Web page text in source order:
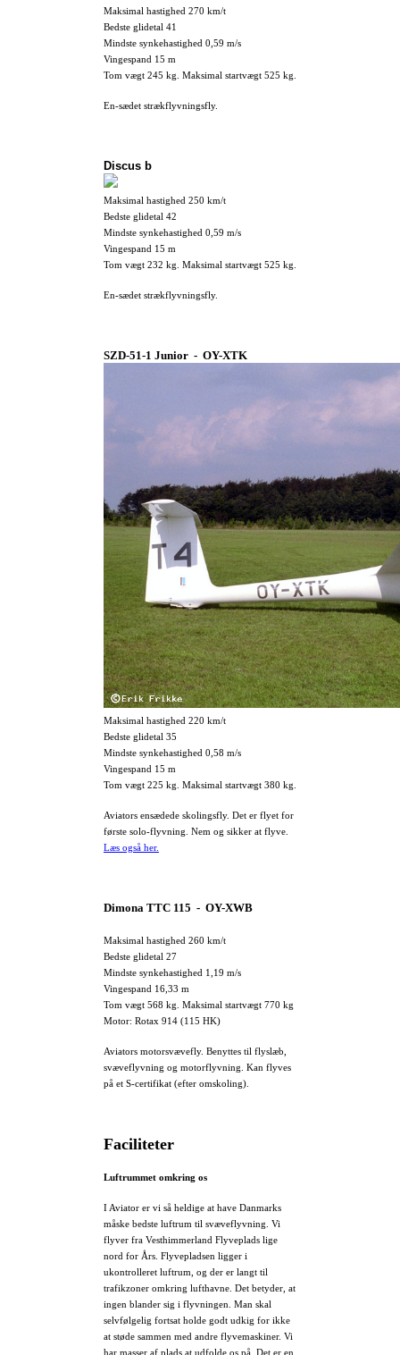
Maksimal hastighed 270 km/t
Bedste glidetal 41
Mindste synkehastighed 0,59 m/s
Vingespand 15 m
Tom vægt 245 kg. Maksimal startvægt 525 kg.
En-sædet strækflyvningsfly.
Discus b
Maksimal hastighed 250 km/t
Bedste glidetal 42
Mindste synkehastighed 0,59 m/s
Vingespand 15 m
Tom vægt 232 kg. Maksimal startvægt 525 kg.
En-sædet strækflyvningsfly.
SZD-51-1 Junior - OY-XTK
Maksimal hastighed 220 km/t
Bedste glidetal 35
Mindste synkehastighed 0,58 m/s
Vingespand 15 m
Tom vægt 225 kg. Maksimal startvægt 380 kg.
Aviators ensædede skolingsfly. Det er flyet for
første solo-flyvning. Nem og sikker at flyve.
Læs også her.
Dimona TTC 115 - OY-XWB
Maksimal hastighed 260 km/t
Bedste glidetal 27
Mindste synkehastighed 1,19 m/s
Vingespand 16,33 m
Tom vægt 568 kg. Maksimal startvægt 770 kg
Motor: Rotax 914 (115 HK)
Aviators motorsvævefly. Benyttes til flyslæb,
svæveflyvning og motorflyvning. Kan flyves
på et S-certifikat (efter omskoling).
Faciliteter
Luftrummet omkring os
I Aviator er vi så heldige at have Danmarks
måske bedste luftrum til svæveflyvning. Vi
flyver fra Vesthimmerland Flyveplads lige
nord for Års. Flyvepladsen ligger i
ukontrolleret luftrum, og der er langt til
trafikzoner omkring lufthavne. Det betyder, at
ingen blander sig i flyvningen. Man skal
selvfølgelig fortsat holde godt udkig for ikke
at støde sammen med andre flyvemaskiner. Vi